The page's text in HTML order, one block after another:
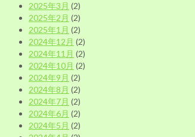
2025年3月 (2)
2025年2月 (2)
2025年1月 (2)
2024年12月 (2)
2024年11月 (2)
2024年10月 (2)
2024年9月 (2)
2024年8月 (2)
2024年7月 (2)
2024年6月 (2)
2024年5月 (2)